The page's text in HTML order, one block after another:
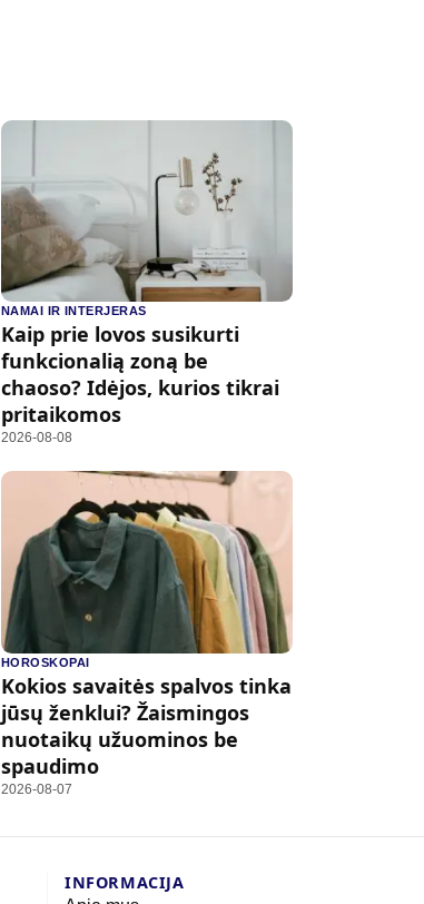
NAMAI IR INTERJERAS
Kaip prie lovos susikurti
funkcionalią zoną be
chaoso? Idėjos, kurios tikrai
pritaikomos
2026-08-08
HOROSKOPAI
Kokios savaitės spalvos tinka
jūsų ženklui? Žaismingos
nuotaikų užuominos be
spaudimo
2026-08-07
INFORMACIJA